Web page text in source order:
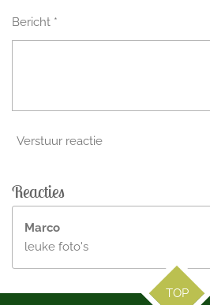
Bericht *
Verstuur reactie
Reacties
Marco
leuke foto's
TOP